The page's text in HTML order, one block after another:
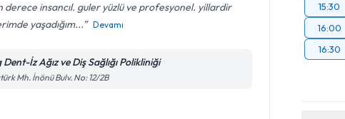
derece insancıl. guler yüzlü ve profesyonel. yillardir
yaşadığım...
Devamı
Dent-İz Ağız ve Diş Sağlığı Polikliniği
Mh. İnönü Bulv. No: 12/2B
15:30
16:00
16:30